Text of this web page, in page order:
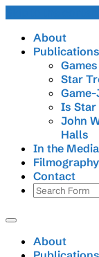
About
Publications
Star
Is Star
John
Halls
In the Media
Filmography
Contact
About